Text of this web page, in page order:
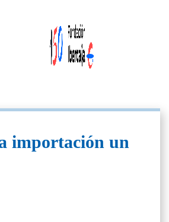
importación un